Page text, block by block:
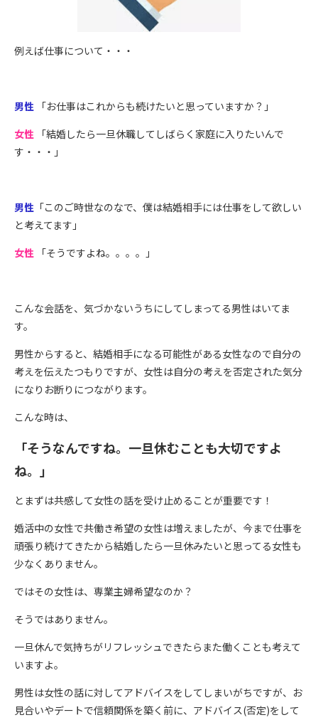
例えば仕事について・・・
男性 「お仕事はこれからも続けたいと思っていますか？」
女性 「結婚したら一旦休職してしばらく家庭に入りたいんで
す・・・」
男性 「このご時世なのなで、僕は結婚相手には仕事をして欲しい
と考えてます」
女性 「そうですよね。。。。」
こんな会話を、気づかないうちにしてしまってる男性はいてま
す。
男性からすると、結婚相手になる可能性がある女性なので自分の
考えを伝えたつもりですが、女性は自分の考えを否定された気分
になりお断りにつながります。
こんな時は、
「そうなんですね。一旦休むことも大切ですよ
ね。」
とまずは共感して女性の話を受け止めることが重要です！
婚活中の女性で共働き希望の女性は増えましたが、今まで仕事を
頑張り続けてきたから結婚したら一旦休みたいと思ってる女性も
少なくありません。
ではその女性は、専業主婦希望なのか？
そうではありません。
一旦休んで気持ちがリフレッシュできたらまた働くことも考えて
いますよ。
男性は女性の話に対してアドバイスをしてしまいがちですが、お
見合いやデートで信頼関係を築く前に、アドバイス(否定)をして